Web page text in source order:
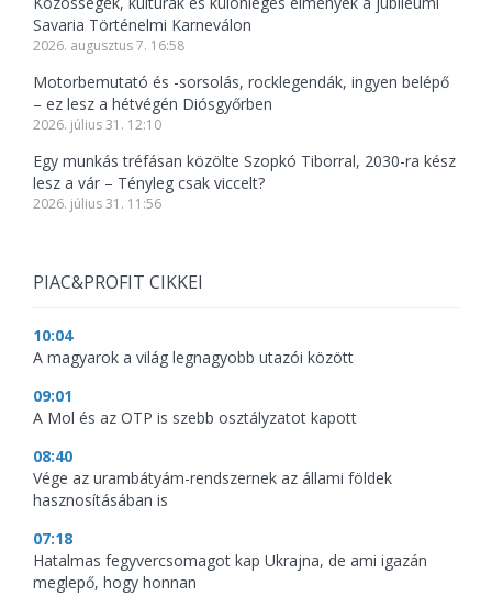
Savaria Történelmi Karneválon
2026. augusztus 7. 16:58
Motorbemutató és -sorsolás, rocklegendák, ingyen belépő
– ez lesz a hétvégén Diósgyőrben
2026. július 31. 12:10
Egy munkás tréfásan közölte Szopkó Tiborral, 2030-ra kész
lesz a vár – Tényleg csak viccelt?
2026. július 31. 11:56
PIAC&PROFIT CIKKEI
10:04
A magyarok a világ legnagyobb utazói között
09:01
A Mol és az OTP is szebb osztályzatot kapott
08:40
Vége az urambátyám-rendszernek az állami földek
hasznosításában is
07:18
Hatalmas fegyvercsomagot kap Ukrajna, de ami igazán
meglepő, hogy honnan